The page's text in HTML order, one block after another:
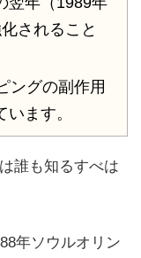
されること
ングの副作用
ます。
誰も知るすべは
年ソウルオリン